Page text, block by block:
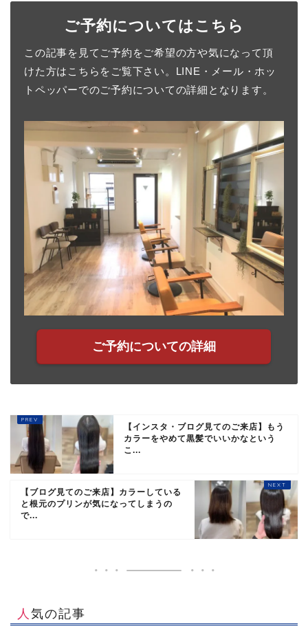
ご予約についてはこちら
この記事を見てご予約をご希望の方や気になって頂
けた方はこちらをご覧下さい。LINE・メール・ホッ
トペッパーでのご予約についての詳細となります。
ご予約についての詳細
【インスタ・ブログ見てのご来店】もう
カラーをやめて黒髪でいいかなという
こ...
【ブログ見てのご来店】カラーしている
と根元のプリンが気になってしまうの
で...
人気の記事